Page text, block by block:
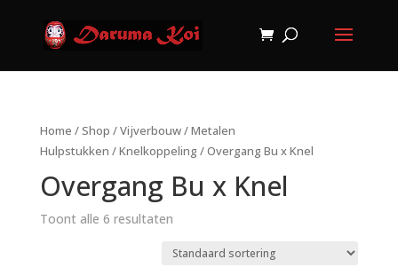
Home /Shop /Vijverbouw/Metalen
Hulpstukken /Knelkoppeling / Overgang Bu x Knel
Overgang Bu x Knel
Toont alle 6 resultaten